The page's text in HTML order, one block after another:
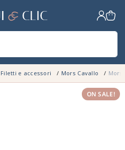
Filetti e accessori Mors Cavallo Mors
ON SALE!